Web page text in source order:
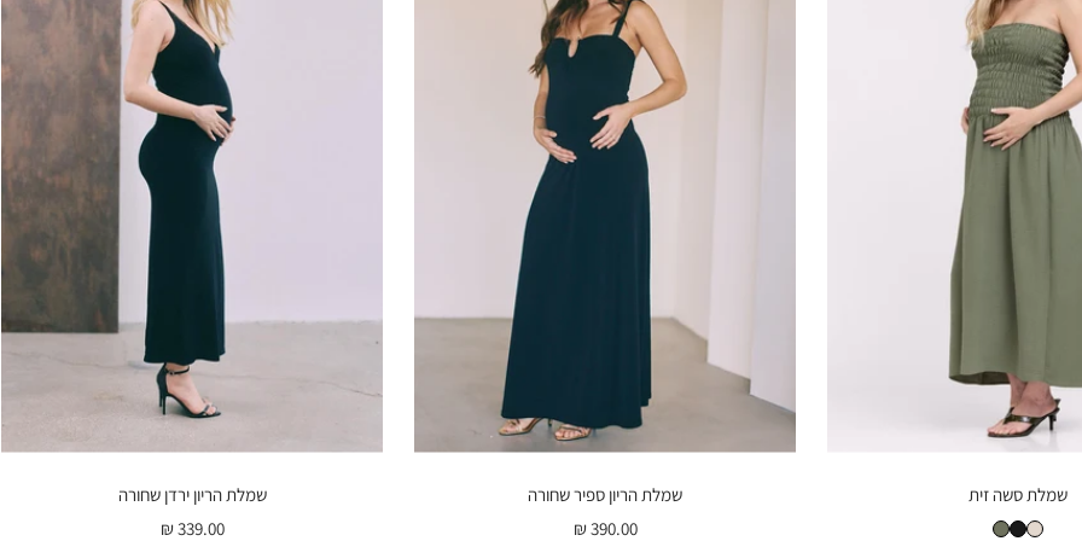
שמלת סשה זית
שמלת סשה טבעישמלת סטרפלס סשה שחור נקודות
שמלת סשה זית
שמלת הריון ספיר שחורה
מחיר
390.00 ₪
שמלת הריון ירדן שחורה
מחיר
339.00 ₪